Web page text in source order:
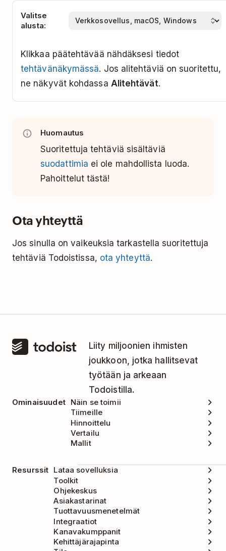
Valitse
alusta:
Klikkaa päätehtävää nähdäksesi tiedot
tehtävänäkymässä. Jos alitehtäviä on suoritettu,
ne näkyvät kohdassa Alitehtävät.
Huomautus
Suoritettuja tehtäviä sisältäviä
suodattimia ei ole mahdollista luoda.
Pahoittelut tästä!
Ota yhteyttä
Jos sinulla on vaikeuksia tarkastella suoritettuja
tehtäviä Todoistissa, ota yhteyttä.
Liity miljoonien ihmisten
joukkoon, jotka hallitsevat
työtään ja arkeaan
Todoistilla.
Ominaisuudet Näin se toimii
Tiimeille
Hinnoittelu
Vertailu
Mallit
Resurssit Lataa sovelluksia
Toolkit
Ohjekeskus
Asiakastarinat
Tuottavuusmenetelmät
Integraatiot
Kanavakumppanit
Kehittäjärajapinta